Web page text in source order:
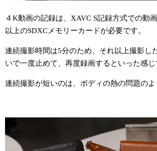
４K動画の記録は、XAVC S記録方式での動
以上のSDXCメモリーカードが必要です。
連続撮影時間は5分のため、それ以上撮影し
いで一度止めて、再度録画するといった感じ
連続撮影が短いのは、ボディの熱の問題のよ